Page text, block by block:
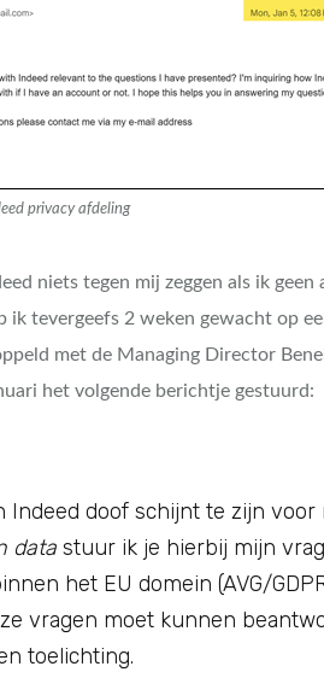
privacy afdeling
niets tegen mij zeggen als ik
ik tevergeefs 2 weken gewacht op
met de Managing Director
het volgende berichtje gestuurd:
Indeed doof schijnt te zijn
data stuur ik je hierbij mijn
het EU domein (AVG/
vragen moet kunnen
toelichting.